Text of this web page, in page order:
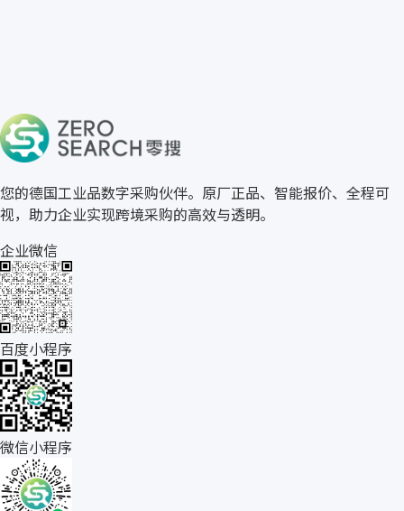
关于零搜
您的德国工业品数字采购伙伴。原厂正品、智能报价、全程可
视，助力企业实现跨境采购的高效与透明。
企业微信
百度小程序
微信小程序